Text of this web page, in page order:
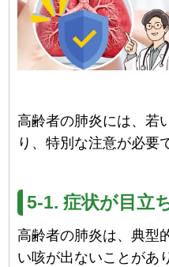
高齢者の肺炎には、若
り、特別な注意が必要
5-1. 症状が目立
高齢者の肺炎は、典型
い咳が出ないことがあ